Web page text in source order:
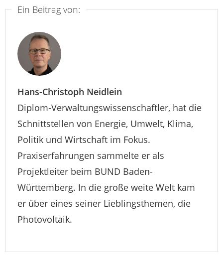
Ein Beitrag von:
Hans-Christoph Neidlein
Diplom-Verwaltungswissenschaftler, hat die
Schnittstellen von Energie, Umwelt, Klima,
Politik und Wirtschaft im Fokus.
Praxiserfahrungen sammelte er als
Projektleiter beim BUND Baden-
Württemberg. In die große weite Welt kam
er über eines seiner Lieblingsthemen, die
Photovoltaik.